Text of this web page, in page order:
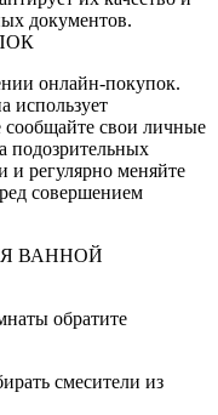
документов.
онлайн-покупок.
использует
свои личные
подозрительных
и регулярно меняйте
совершением
ВАННОЙ
обратите
смесители из